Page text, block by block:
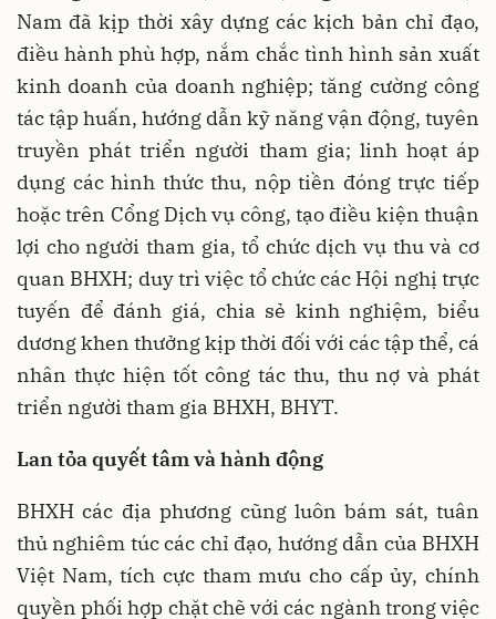
Nam đã kịp thời xây dựng các kịch bản chỉ đạo,
điều hành phù hợp, nắm chắc tình hình sản xuất
kinh doanh của doanh nghiệp; tăng cường công
tác tập huấn, hướng dẫn kỹ năng vận động, tuyên
truyền phát triển người tham gia; linh hoạt áp
dụng các hình thức thu, nộp tiền đóng trực tiếp
hoặc trên Cổng Dịch vụ công, tạo điều kiện thuận
lợi cho người tham gia, tổ chức dịch vụ thu và cơ
quan BHXH; duy trì việc tổ chức các Hội nghị trực
tuyến để đánh giá, chia sẻ kinh nghiệm, biểu
dương khen thưởng kịp thời đối với các tập thể, cá
nhân thực hiện tốt công tác thu, thu nợ và phát
triển người tham gia BHXH, BHYT.
Lan tỏa quyết tâm và hành động
BHXH các địa phương cũng luôn bám sát, tuân
thủ nghiêm túc các chỉ đạo, hướng dẫn của BHXH
Việt Nam, tích cực tham mưu cho cấp ủy, chính
quyền phối hợp chặt chẽ với các ngành trong việc